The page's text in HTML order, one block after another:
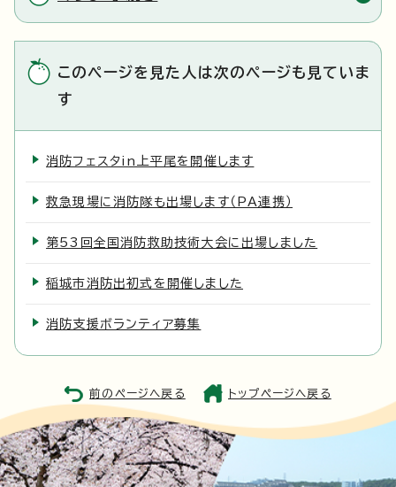
このページを見た人は次のページも見ていま
す
消防フェスタin上平尾を開催します
救急現場に消防隊も出場します（PA連携）
第53回全国消防救助技術大会に出場しました
稲城市消防出初式を開催しました
消防支援ボランティア募集
前のページへ戻る トップページへ戻る